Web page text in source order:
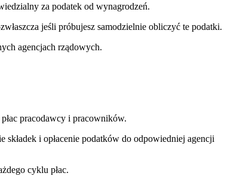
za podatek od wynagrodzeń.
jeśli próbujesz samodzielnie obliczyć te podatki.
agencjach rządowych.
pracodawcy i pracowników.
i opłacenie podatków do odpowiedniej agencji
cyklu płac.